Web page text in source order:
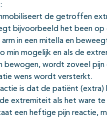
de getroffen
bijvoorbeeld het been op
in een mitella en
min mogelijk en als de
bewogen, wordt zoveel pijn
wens wordt versterkt.
is dat de patiënt (extra)
extremiteit als het ware te
een heftige pijn reactie,